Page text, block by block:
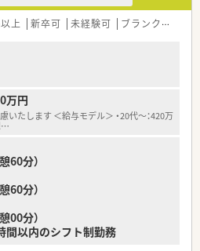
る過誤防止システム導入済みです。
げてのサポート体制が整っているので
できます。
より、内科・外科の処方箋を主に取り扱
平均40枚。
処方箋対応がメインです。
っています。
て一連の業務を習得頂きます。
e-ラーニングを導入しています。
会は勤務日扱いとなります。
上 新卒可 未経験可 ブランク可
万円
たします ＜給与モデル＞ ・20代～：420万
…
60分）
60分）
00分）
間以内のシフト制勤務